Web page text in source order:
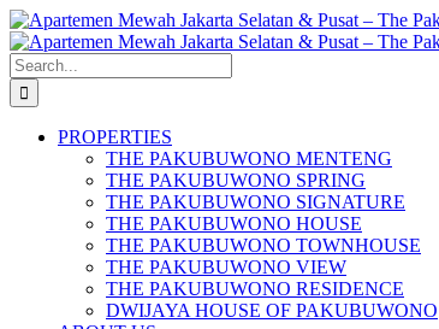
Skip
to
content
Search
for:
PROPERTIES
THE PAKUBUWONO MENTENG
THE PAKUBUWONO SPRING
THE PAKUBUWONO SIGNATURE
THE PAKUBUWONO HOUSE
THE PAKUBUWONO TOWNHOUSE
THE PAKUBUWONO VIEW
THE PAKUBUWONO RESIDENCE
DWIJAYA HOUSE OF PAKUBUWONO